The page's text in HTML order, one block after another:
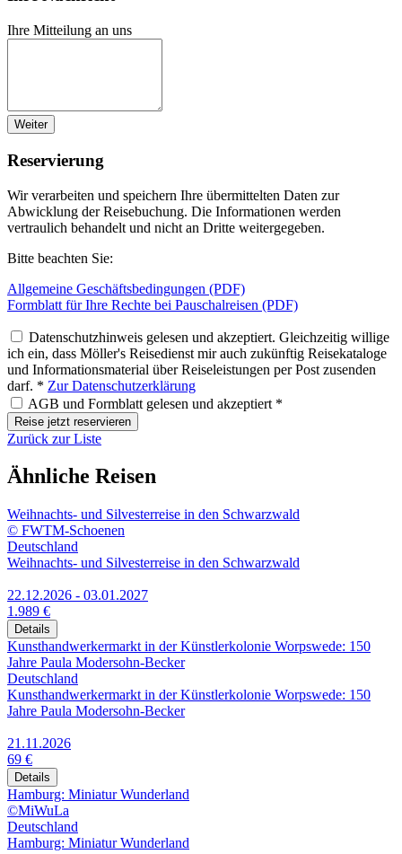
Ihre Mitteilung an uns
Weiter
Reservierung
Wir verarbeiten und speichern Ihre übermittelten Daten zur
Abwicklung der Reisebuchung. Die Informationen werden
vertraulich behandelt und nicht an Dritte weitergegeben.
Bitte beachten Sie:
Allgemeine Geschäftsbedingungen (PDF)
Formblatt für Ihre Rechte bei Pauschalreisen (PDF)
Datenschutzhinweis gelesen und akzeptiert. Gleichzeitig willige
ich ein, dass Möller's Reisedienst mir auch zukünftig Reisekataloge
und Informationsmaterial über Reiseleistungen per Post zusenden
darf. * Zur Datenschutzerklärung
AGB und Formblatt gelesen und akzeptiert *
Reise jetzt reservieren
Zurück zur Liste
Ähnliche Reisen
Weihnachts- und Silvesterreise in den Schwarzwald
© FWTM-Schoenen
Deutschland
Weihnachts- und Silvesterreise in den Schwarzwald
22.12.2026 - 03.01.2027
1.989 €
Details
Kunsthandwerkermarkt in der Künstlerkolonie Worpswede: 150
Jahre Paula Modersohn-Becker
Deutschland
Kunsthandwerkermarkt in der Künstlerkolonie Worpswede: 150
Jahre Paula Modersohn-Becker
21.11.2026
69 €
Details
Hamburg: Miniatur Wunderland
©MiWuLa
Deutschland
Hamburg: Miniatur Wunderland